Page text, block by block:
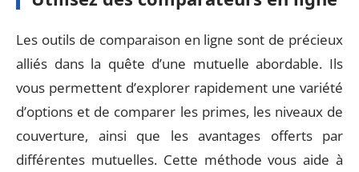
Les outils de comparaison en ligne sont de précieux
alliés dans la quête d’une mutuelle abordable. Ils
vous permettent d’explorer rapidement une variété
d’options et de comparer les primes, les niveaux de
couverture, ainsi que les avantages offerts par
différentes mutuelles. Cette méthode vous aide à